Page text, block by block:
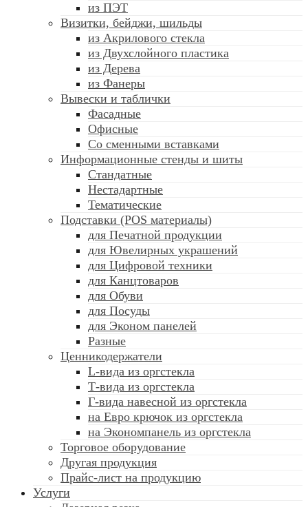
из ПЭТ
Визитки, бейджи, шильды
из Акрилового стекла
из Двухслойного пластика
из Дерева
из Фанеры
Вывески и таблички
Фасадные
Офисные
Со сменными вставками
Информационные стенды и шиты
Стандатные
Нестадартные
Тематические
Подставки (POS материалы)
для Печатной продукции
для Ювелирных украшений
для Цифровой техники
для Канцтоваров
для Обуви
для Посуды
для Эконом панелей
Разные
Ценникодержатели
L-вида из оргстекла
Т-вида из оргстекла
Г-вида навесной из оргстекла
на Евро крючок из оргстекла
на Экономпанель из оргстекла
Торговое оборудование
Другая продукция
Прайс-лист на продукцию
Услуги